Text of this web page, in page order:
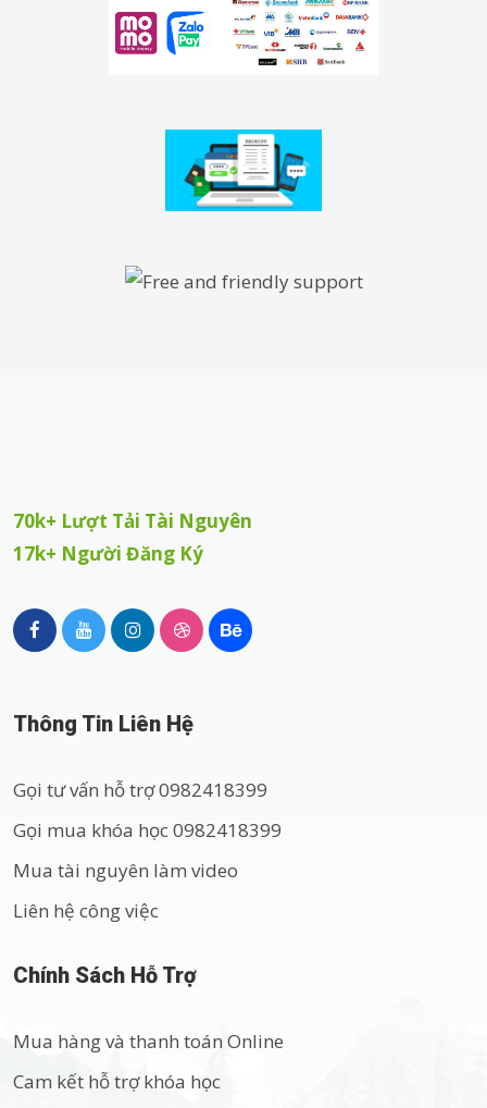
70k+ Lượt Tải Tài Nguyên
17k+ Người Đăng Ký
Thông Tin Liên Hệ
Gọi tư vấn hỗ trợ 0982418399
Gọi mua khóa học 0982418399
Mua tài nguyên làm video
Liên hệ công việc
Chính Sách Hỗ Trợ
Mua hàng và thanh toán Online
Cam kết hỗ trợ khóa học